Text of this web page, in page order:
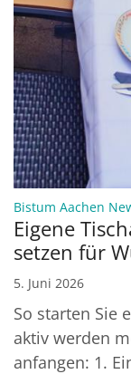
Bistum Aachen
Eigene
setzen für
5. Juni 2026
So starten Sie
aktiv werden
anfangen: 1.